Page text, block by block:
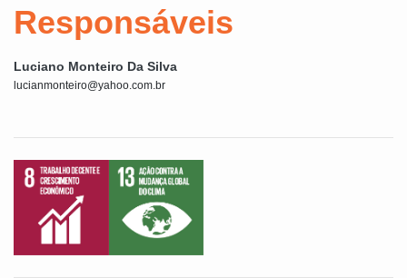
Responsáveis
Luciano Monteiro Da Silva
lucianmonteiro@yahoo.com.br